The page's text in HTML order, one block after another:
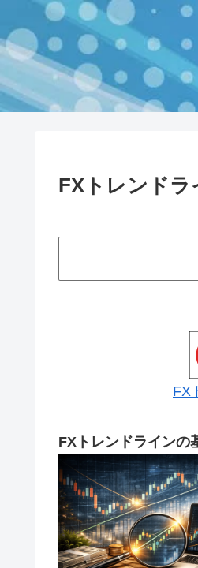
FXトレンドラ
FX
FXトレンドラインの